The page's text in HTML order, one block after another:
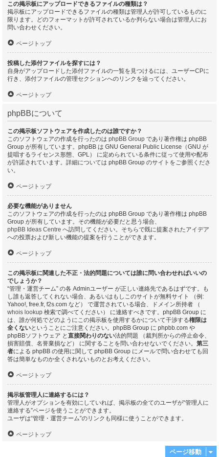
この掲示板にアップロードできるファイルの種類は？
掲示板にアップロードできるファイルの種類は管理人が許可しているものに
限ります。どのフォーマットが許可されているか判らない場合は管理人にお
問い合わせください。
ページトップ
投稿した添付ファイルを探すには？
自身がアップロードした添付ファイルの一覧を見つけるには、ユーザーCPに
行き、添付ファイルの管理セクションへのリンクを辿ってください。
ページトップ
phpBBについて
この掲示板ソフトウェアを作成したのは誰ですか？
このソフトウェアの作成を行ったのは phpBB Group であり著作権は phpBB
Group が所有しています。phpBB は GNU General Public License（GNU が
提唱するライセンス形態、GPL） に定められている条件に従って使用や配布
が許諾されています。詳細については phpBB Group のサイトをご参照くださ
い。
ページトップ
必要な機能がありません
このソフトウェアの作成を行ったのは phpBB Group であり著作権は phpBB
Group が所有しています。その機能が必要だと思う場合、
phpBB Ideas Centre へ訪問してください。そちらで既に提案されたアイデア
への投票および新しい機能の提案を行うことができます。
ページトップ
この掲示板に関連した不正・法的問題については誰に問い合わせればいいの
でしょうか？
“管理・運営チーム” の各 Adminユーザー が正しい連絡先であるはずです。も
し誰も返答してくれない場合、あるいはもしこのサイトが無料サイト （例:
Yahoo!, free.fr, f2s.com など） で運営されている場合、ドメイン所持者 （
whois lookup 検索で調べてください） に連絡すべきです。phpBB Group に
は、誰が何処でどのようにこの掲示板を使用するかについて干渉する権限は
全くないということにご注意ください。phpBB Group に phpbb.com や
phpBBソフトウェア と 直接関わりのない法的問題 （裁判所からの停止命令、
損害賠償、名誉棄損など） に関することを問い合わせないでください。 第三
者による phpBB の使用に関して phpBB Group にメールで問い合わせても回
答は簡単なものか全くされないものとお考えください。
ページトップ
掲示板管理人に連絡するには？
管理人がオプションを有効にしていれば、掲示板の全てのユーザが“管理人に
連絡する”ページを使うことができます。
ユーザは“管理・運営チーム”のリンクも同様に使うことができます。
ページトップ
ページ移動